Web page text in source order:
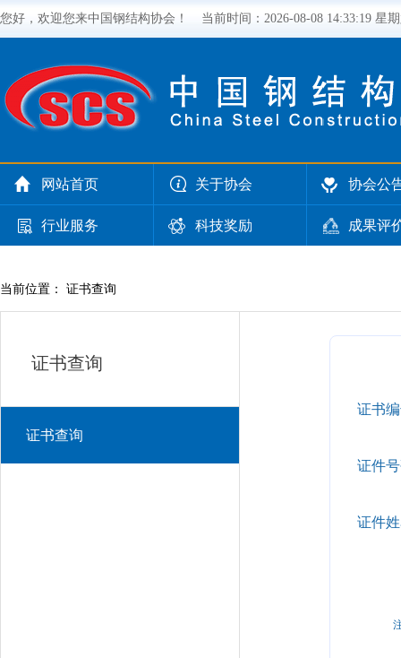
您好，欢迎您来中国钢结构协会！ 当前时间： 2026-08-08 14:33:20 星
网站首页 关于协会 协会公
行业服务 科技奖励 成果评
当前位置： 证书查询
证书查询
证书查询
证书
证件
证件